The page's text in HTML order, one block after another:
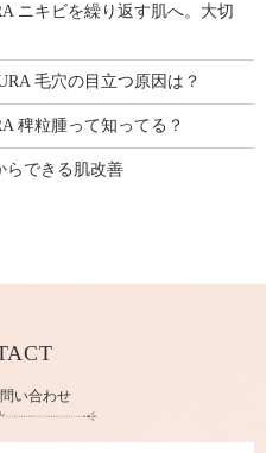
ニキビを繰り返す肌へ。大切
毛穴の目立つ原因は？
稗粒腫って知ってる？
できる肌改善
い合わせ